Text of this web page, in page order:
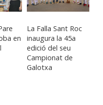
en
La Falla Sant Roc
inaugura la 45a
edició del seu
Campionat de
Galotxa